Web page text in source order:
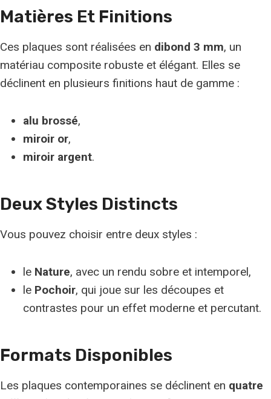
Matières Et Finitions
Ces plaques sont réalisées en dibond 3 mm, un
matériau composite robuste et élégant. Elles se
déclinent en plusieurs finitions haut de gamme :
alu brossé,
miroir or,
miroir argent.
Deux Styles Distincts
Vous pouvez choisir entre deux styles :
le Nature, avec un rendu sobre et intemporel,
le Pochoir, qui joue sur les découpes et
contrastes pour un effet moderne et percutant.
Formats Disponibles
Les plaques contemporaines se déclinent en quatre